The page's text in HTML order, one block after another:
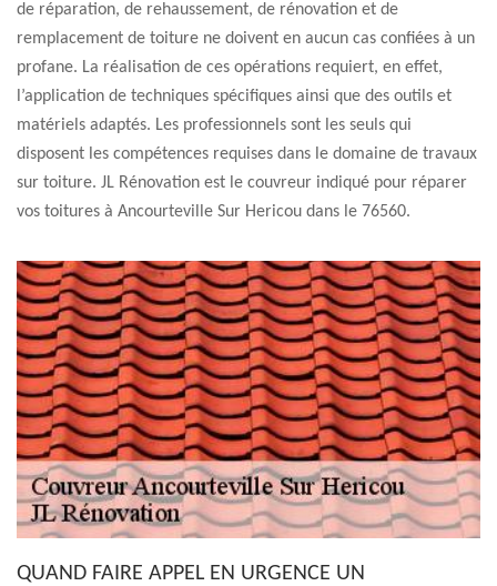
de réparation, de rehaussement, de rénovation et de
remplacement de toiture ne doivent en aucun cas confiées à un
profane. La réalisation de ces opérations requiert, en effet,
l’application de techniques spécifiques ainsi que des outils et
matériels adaptés. Les professionnels sont les seuls qui
disposent les compétences requises dans le domaine de travaux
sur toiture. JL Rénovation est le couvreur indiqué pour réparer
vos toitures à Ancourteville Sur Hericou dans le 76560.
QUAND FAIRE APPEL EN URGENCE UN